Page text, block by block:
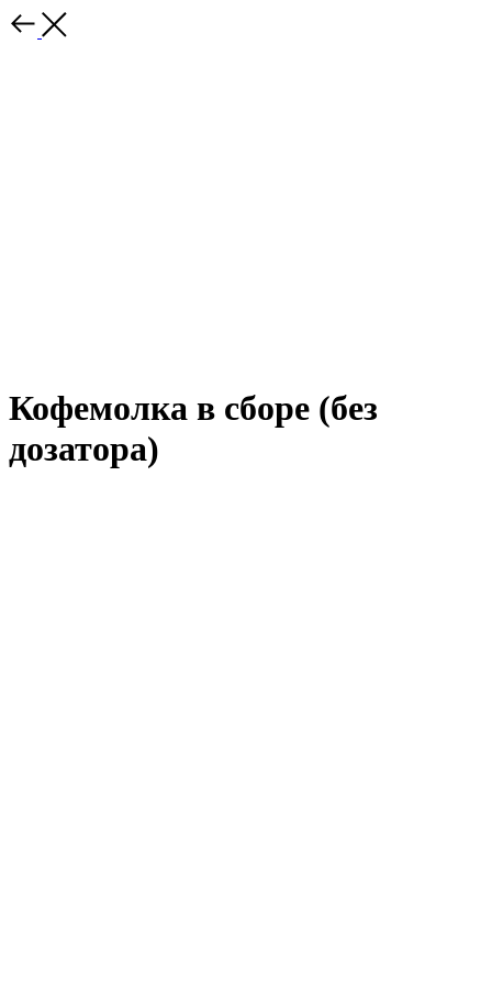
Кофемолка в сборе (без
дозатора)